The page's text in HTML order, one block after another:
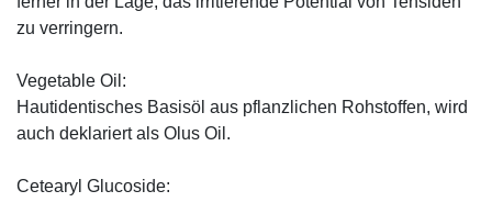
zu verringern.
Vegetable Oil:
Hautidentisches Basisöl aus pflanzlichen Rohstoffen, wird
auch deklariert als Olus Oil.
Cetearyl Glucoside: